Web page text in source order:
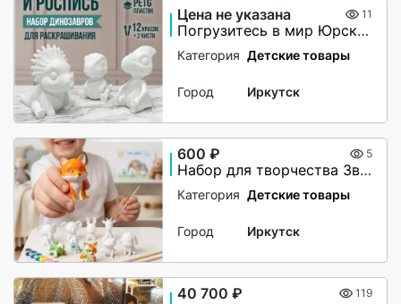
Цена не указана 11
Погрузитесь в мир Юрского периода артикул 1279739166
Категория Детские товары
Город Иркутск
600 ₽ 5
Набор для творчества Зверята артикул 989629715
Категория Детские товары
Город Иркутск
40 700 ₽ 119